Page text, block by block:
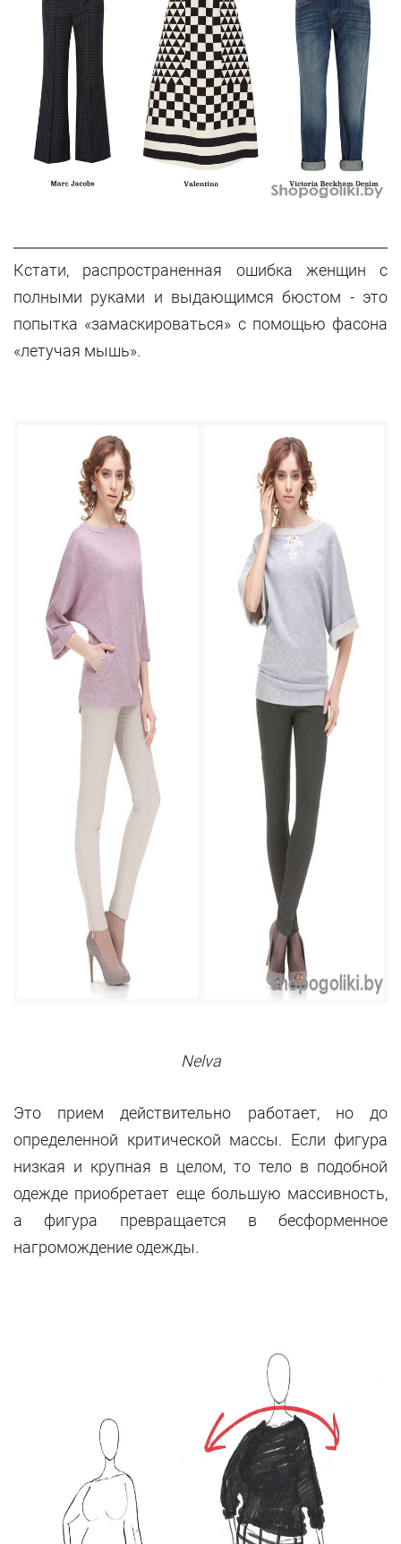
Кстати, распространенная ошибка женщин с
полными руками и выдающимся бюстом - это
попытка «замаскироваться» с помощью фасона
«летучая мышь».
Nelva
Это прием действительно работает, но до
определенной критической массы. Если фигура
низкая и крупная в целом, то тело в подобной
одежде приобретает еще большую массивность,
а фигура превращается в бесформенное
нагромождение одежды.